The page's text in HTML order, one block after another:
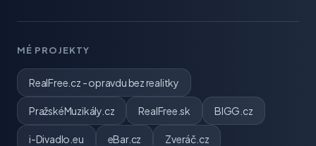
MÉ PROJEKTY
RealFree.cz - opravdu bez realitky
PražskéMuzikály.cz RealFree.sk BIGG.cz
i-Divadlo.eu eBar.cz Zveráč.cz